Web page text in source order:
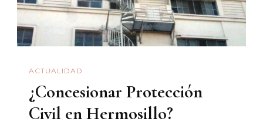
ACTUALIDAD
¿Concesionar Protección
Civil en Hermosillo?